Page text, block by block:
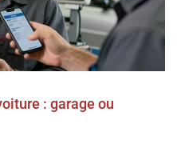
: garage ou